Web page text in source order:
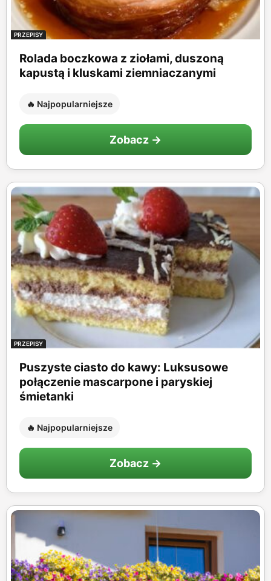
PRZEPISY
Rolada boczkowa z ziołami, duszoną
kapustą i kluskami ziemniaczanymi
🔥 Najpopularniejsze
Zobacz →
PRZEPISY
Puszyste ciasto do kawy: Luksusowe
połączenie mascarpone i paryskiej
śmietanki
🔥 Najpopularniejsze
Zobacz →